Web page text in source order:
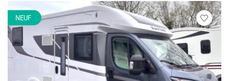
NEUF
Veuillez
vous